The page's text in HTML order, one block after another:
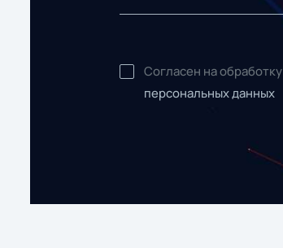
Согласен на обработку
персональных данных